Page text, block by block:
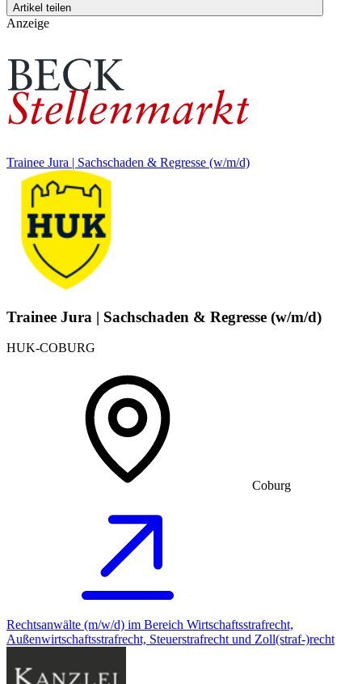
Artikel teilen
Anzeige
Trainee Jura | Sachschaden & Regresse (w/m/d)
Trainee Jura | Sachschaden & Regresse (w/m/d)
HUK-COBURG
Coburg
Rechtsanwälte (m/w/d) im Bereich Wirtschaftsstrafrecht,
Außenwirtschaftsstrafrecht, Steuerstrafrecht und Zoll(straf-)recht